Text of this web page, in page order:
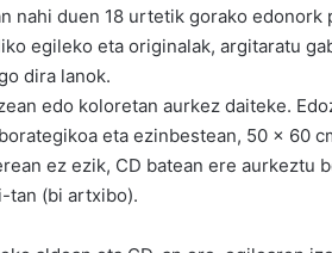
nahi duen 18 urtetik gorako edonork
egileko eta originalak, argitaratu
dira lanok.
edo koloretan aurkez daiteke.
eta ezinbestean, 50 x 60
ez ezik, CD batean ere aurkeztu
tan (bi artxibo).